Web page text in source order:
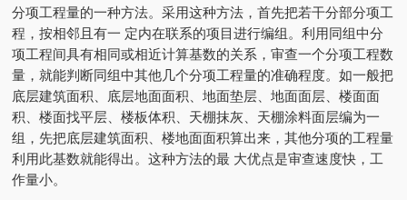
分项工程量的一种方法。采用这种方法，首先把若干分部分项工
程，按相邻且有一 定内在联系的项目进行编组。利用同组中分
项工程间具有相同或相近计算基数的关系，审查一个分项工程数
量，就能判断同组中其他几个分项工程量的准确程度。如一般把
底层建筑面积、底层地面面积、地面垫层、地面面层、楼面面
积、楼面找平层、楼板体积、天棚抹灰、天棚涂料面层编为一
组，先把底层建筑面积、楼地面面积算出来，其他分项的工程量
利用此基数就能得出。这种方法的最 大优点是审查速度快，工
作量小。